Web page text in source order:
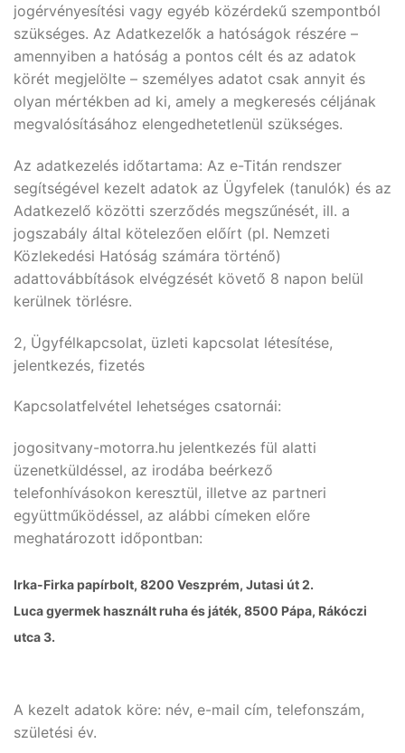
jogérvényesítési vagy egyéb közérdekű szempontból
szükséges. Az Adatkezelők a hatóságok részére –
amennyiben a hatóság a pontos célt és az adatok
körét megjelölte – személyes adatot csak annyit és
olyan mértékben ad ki, amely a megkeresés céljának
megvalósításához elengedhetetlenül szükséges.
Az adatkezelés időtartama: Az e-Titán rendszer
segítségével kezelt adatok az Ügyfelek (tanulók) és az
Adatkezelő közötti szerződés megszűnését, ill. a
jogszabály által kötelezően előírt (pl. Nemzeti
Közlekedési Hatóság számára történő)
adattovábbítások elvégzését követő 8 napon belül
kerülnek törlésre.
2, Ügyfélkapcsolat, üzleti kapcsolat létesítése,
jelentkezés, fizetés
Kapcsolatfelvétel lehetséges csatornái:
jogositvany-motorra.hu jelentkezés fül alatti
üzenetküldéssel, az irodába beérkező
telefonhívásokon keresztül, illetve az partneri
együttműködéssel, az alábbi címeken előre
meghatározott időpontban:
Irka-Firka papírbolt, 8200 Veszprém, Jutasi út 2.
Luca gyermek használt ruha és játék, 8500 Pápa, Rákóczi
utca 3.
A kezelt adatok köre: név, e-mail cím, telefonszám,
születési év.